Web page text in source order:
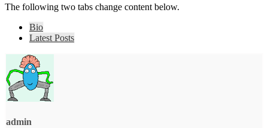
The following two tabs change content below.
Bio
Latest Posts
admin